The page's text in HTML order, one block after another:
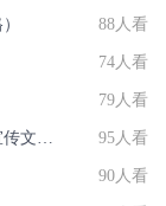
88人看
74人看
79人看
95人看
90人看